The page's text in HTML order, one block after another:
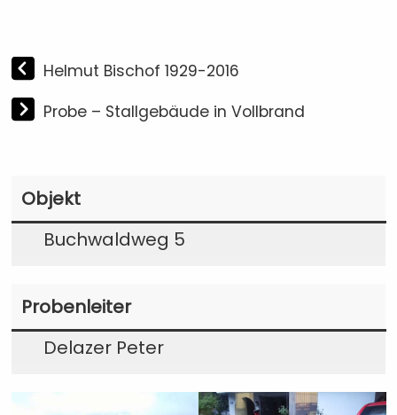
Helmut Bischof 1929-2016
Probe – Stallgebäude in Vollbrand
Objekt
Buchwaldweg 5
Probenleiter
Delazer Peter